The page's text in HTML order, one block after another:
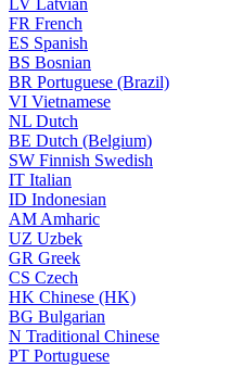
LV Latvian
FR French
ES Spanish
BS Bosnian
BR Portuguese (Brazil)
VI Vietnamese
NL Dutch
BE Dutch (Belgium)
SW Finnish Swedish
IT Italian
ID Indonesian
AM Amharic
UZ Uzbek
GR Greek
CS Czech
HK Chinese (HK)
BG Bulgarian
N Traditional Chinese
PT Portuguese